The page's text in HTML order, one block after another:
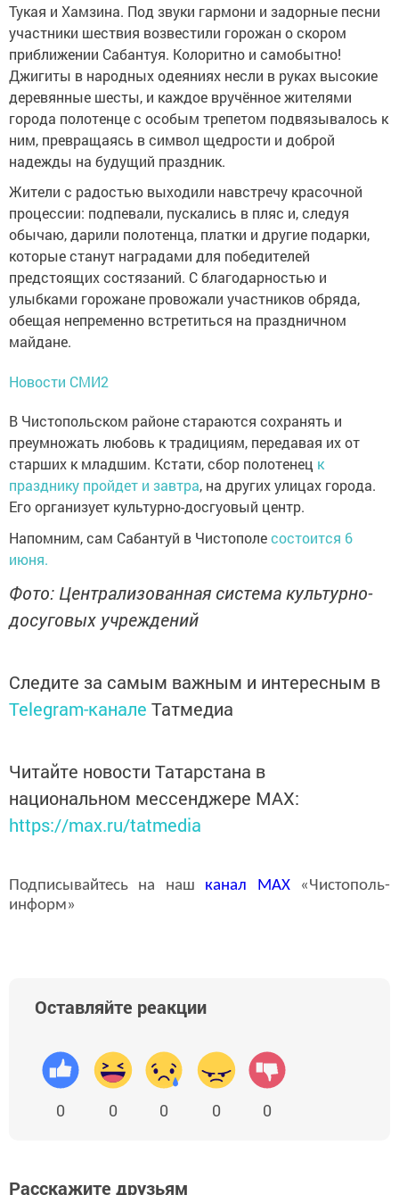
Тукая и Хамзина. Под звуки гармони и задорные песни
участники шествия возвестили горожан о скором
приближении Сабантуя. Колоритно и самобытно!
Джигиты в народных одеяниях несли в руках высокие
деревянные шесты, и каждое вручённое жителями
города полотенце с особым трепетом подвязывалось к
ним, превращаясь в символ щедрости и доброй
надежды на будущий праздник.
Жители с радостью выходили навстречу красочной
процессии: подпевали, пускались в пляс и, следуя
обычаю, дарили полотенца, платки и другие подарки,
которые станут наградами для победителей
предстоящих состязаний. С благодарностью и
улыбками горожане провожали участников обряда,
обещая непременно встретиться на праздничном
майдане.
Новости СМИ2
В Чистопольском районе стараются сохранять и
преумножать любовь к традициям, передавая их от
старших к младшим. Кстати, сбор полотенец к
празднику пройдет и завтра, на других улицах города.
Его организует культурно-досгуовый центр.
Напомним, сам Сабантуй в Чистополесостоится 6
июня.
Фото: Централизованная система культурно-
досуговых учреждений
Следите за самым важным и интересным в
Telegram-канале Татмедиа
Читайте новости Татарстана в
национальном мессенджере MАХ:
https://max.ru/tatmedia
Подписывайтесь на наш канал MAX«Чистополь-
информ»
Оставляйте реакции
0 0 0 0 0
Расскажите друзьям